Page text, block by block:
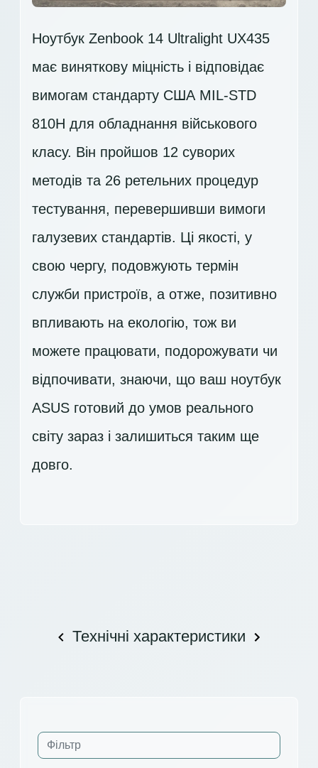
Ноутбук Zenbook 14 Ultralight UX435
має виняткову міцність і відповідає
вимогам стандарту США MIL-STD
810H для обладнання військового
класу. Він пройшов 12 суворих
методів та 26 ретельних процедур
тестування, перевершивши вимоги
галузевих стандартів. Ці якості, у
свою чергу, подовжують термін
служби пристроїв, а отже, позитивно
впливають на екологію, тож ви
можете працювати, подорожувати чи
відпочивати, знаючи, що ваш ноутбук
ASUS готовий до умов реального
світу зараз і залишиться таким ще
довго.
Технічні характеристики